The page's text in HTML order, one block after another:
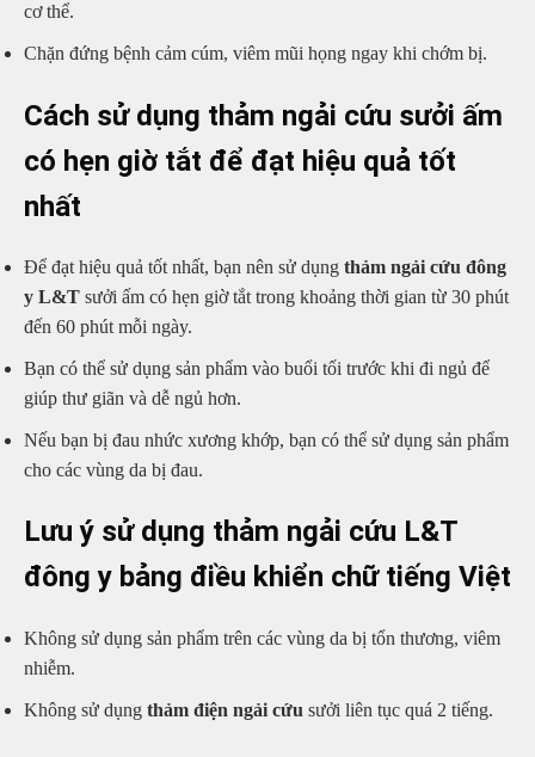
cơ thể.
Chặn đứng bệnh cảm cúm, viêm mũi họng ngay khi chớm bị.
Cách sử dụng thảm ngải cứu sưởi ấm
có hẹn giờ tắt để đạt hiệu quả tốt
nhất
Để đạt hiệu quả tốt nhất, bạn nên sử dụng thảm ngải cứu đông
y L&T sưởi ấm có hẹn giờ tắt trong khoảng thời gian từ 30 phút
đến 60 phút mỗi ngày.
Bạn có thể sử dụng sản phẩm vào buổi tối trước khi đi ngủ để
giúp thư giãn và dễ ngủ hơn.
Nếu bạn bị đau nhức xương khớp, bạn có thể sử dụng sản phẩm
cho các vùng da bị đau.
Lưu ý sử dụng thảm ngải cứu L&T
đông y bảng điều khiển chữ tiếng Việt
Không sử dụng sản phẩm trên các vùng da bị tổn thương, viêm
nhiễm.
Không sử dụng thảm điện ngải cứu sưởi liên tục quá 2 tiếng.